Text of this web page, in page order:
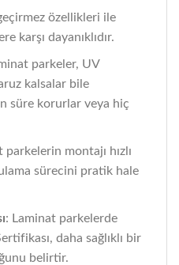
özellikleri ile
karşı dayanıklıdır.
parkeler, UV
kalsalar bile
süre korurlar veya hiç
parkelerin montajı hızlı
sürecini pratik hale
: Laminat parkelerde
daha sağlıklı bir
belirtir.